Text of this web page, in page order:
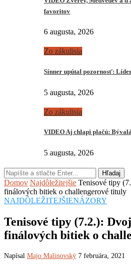
favoritov
6 augusta, 2026
Zo zákulisia
Sinner upútal pozornosť:
5 augusta, 2026
Zo zákulisia
VIDEO Aj chlapi plačú:
5 augusta, 2026
Hľadaj
Domov Najdôležitejšie Tenisové tipy
finálových bitiek o challengerové tituly
NAJDÔLEŽITEJŠIENÁZORY
Tenisové tipy (7.2.):
finálových bitiek o
Napísal Majo Malinovský 7 februára, 2021